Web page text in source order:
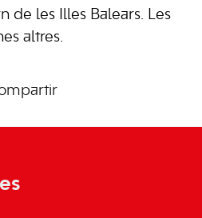
de les Illes Balears. Les
altres.